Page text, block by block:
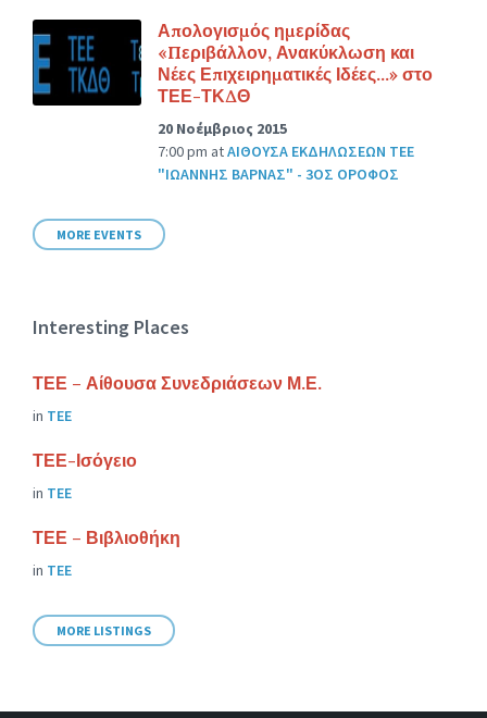
Απολογισμός ημερίδας
«Περιβάλλον, Ανακύκλωση και
Νέες Επιχειρηματικές Ιδέες…» στο
ΤΕΕ-ΤΚΔΘ
20 Νοέμβριος 2015
7:00 pm atΑΙΘΟΥΣΑ ΕΚΔΗΛΩΣΕΩΝ ΤΕΕ
"ΙΩΑΝΝΗΣ ΒΑΡΝΑΣ" - 3ΟΣ ΟΡΟΦΟΣ
MORE EVENTS
Interesting Places
ΤΕΕ – Αίθουσα Συνεδριάσεων Μ.Ε.
in ΤΕΕ
ΤΕΕ-Ισόγειο
in ΤΕΕ
ΤΕΕ – Βιβλιοθήκη
in ΤΕΕ
MORE LISTINGS